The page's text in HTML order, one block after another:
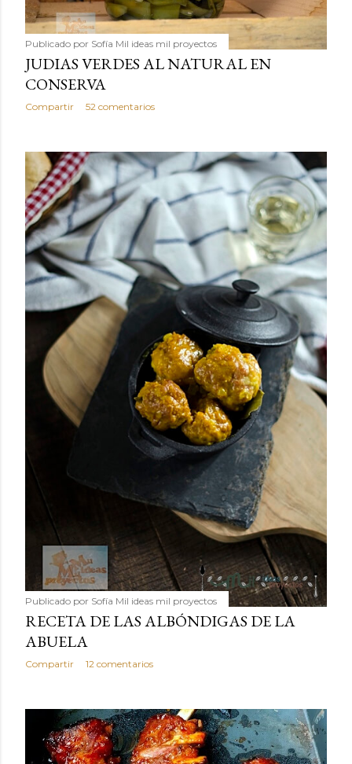
Publicado por Sofía Mil ideas mil proyectos
JUDIAS VERDES AL NATURAL EN
CONSERVA
Compartir 52 comentarios
Publicado por Sofía Mil ideas mil proyectos
RECETA DE LAS ALBÓNDIGAS DE LA
ABUELA
Compartir 12 comentarios